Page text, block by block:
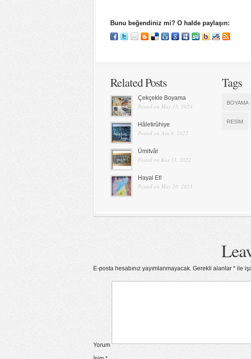
Bunu beğendiniz mi? O halde paylaşın:
Related Posts
Çekçekle Boyama
Posted on May 15, 2024
Hâletirûhiye
Posted on Ara 9, 2022
Ümitvâr
Posted on Kas 11, 2022
Hayal Et!
Posted on May 20, 2021
Tags
BOYAMA
RESIM
E-posta hesabınız yayımlanmayacak. Gerekli alanlar * ile
Yorum